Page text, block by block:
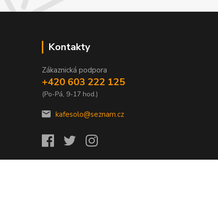
Kontakty
Zákaznická podpora
+420 603 222 125
(Po-Pá, 9-17 hod.)
kafesolo@seznam.cz